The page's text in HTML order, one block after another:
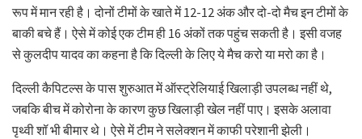
रूप में मान रही है। दोनों टीमों के खाते में 12-12 अंक और दो-दो मैच इन टीमों के
बाकी बचे हैं। ऐसे में कोई एक टीम ही 16 अंकों तक पहुंच सकती है। इसी वजह
से कुलदीप यादव का कहना है कि दिल्ली के लिए ये मैच करो या मरो का है।
दिल्ली कैपिटल्स के पास शुरुआत में ऑस्ट्रेलियाई खिलाड़ी उपलब्ध नहीं थे,
जबकि बीच में कोरोना के कारण कुछ खिलाड़ी खेल नहीं पाए। इसके अलावा
पृथ्वी शॉ भी बीमार थे। ऐसे में टीम ने सलेक्शन में काफी परेशानी झेली।